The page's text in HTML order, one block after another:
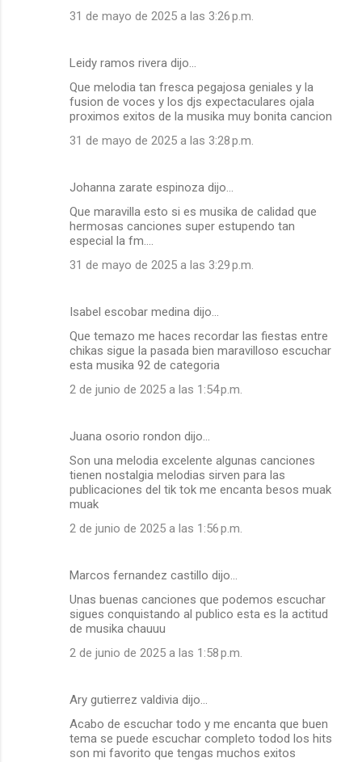
31 de mayo de 2025 a las 3:26 p.m.
Leidy ramos rivera dijo…
Que melodia tan fresca pegajosa geniales y la
fusion de voces y los djs expectaculares ojala
proximos exitos de la musika muy bonita cancion
31 de mayo de 2025 a las 3:28 p.m.
Johanna zarate espinoza dijo…
Que maravilla esto si es musika de calidad que
hermosas canciones super estupendo tan
especial la fm....
31 de mayo de 2025 a las 3:29 p.m.
Isabel escobar medina dijo…
Que temazo me haces recordar las fiestas entre
chikas sigue la pasada bien maravilloso escuchar
esta musika 92 de categoria
2 de junio de 2025 a las 1:54 p.m.
Juana osorio rondon dijo…
Son una melodia excelente algunas canciones
tienen nostalgia melodias sirven para las
publicaciones del tik tok me encanta besos muak
muak
2 de junio de 2025 a las 1:56 p.m.
Marcos fernandez castillo dijo…
Unas buenas canciones que podemos escuchar
sigues conquistando al publico esta es la actitud
de musika chauuu
2 de junio de 2025 a las 1:58 p.m.
Ary gutierrez valdivia dijo…
Acabo de escuchar todo y me encanta que buen
tema se puede escuchar completo todod los hits
son mi favorito que tengas muchos exitos